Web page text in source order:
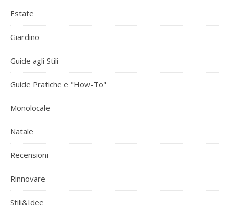
Estate
Giardino
Guide agli Stili
Guide Pratiche e "How-To"
Monolocale
Natale
Recensioni
Rinnovare
Stili&Idee